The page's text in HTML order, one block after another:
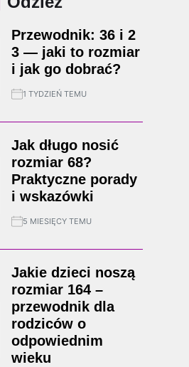
Przewodnik: 36 i 2
3 — jaki to rozmiar
i jak go dobrać?
1 TYDZIEŃ TEMU
Jak długo nosić
rozmiar 68?
Praktyczne porady
i wskazówki
5 MIESIĘCY TEMU
Jakie dzieci noszą
rozmiar 164 –
przewodnik dla
rodziców o
odpowiednim
wieku